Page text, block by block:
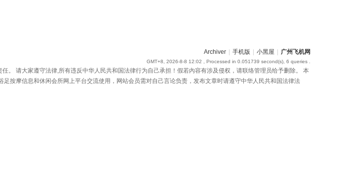
Archiver 手机版 小黑屋 广州飞机网
GMT+8, 2026-8-8 12:02 , Processed in 0.051739 second(s), 6 queries .
。 请大家遵守法律,所有违反中华人民共和国法律行为自己承担！假若內容有涉及侵权，请联络管理员给予删除。 本
按摩信息和休闲会所网上平台交流使用，网站会员需对自己言论负责，发布文章时请遵守中华人民共和国法律法